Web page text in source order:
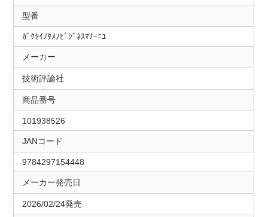
型番
ｶﾞｸｾｲﾉﾀﾒﾉﾋﾞｼﾞﾈｽﾏﾅｰﾆﾕ
メーカー
技術評論社
商品番号
101938526
JANコード
9784297154448
メーカー発売日
2026/02/24発売